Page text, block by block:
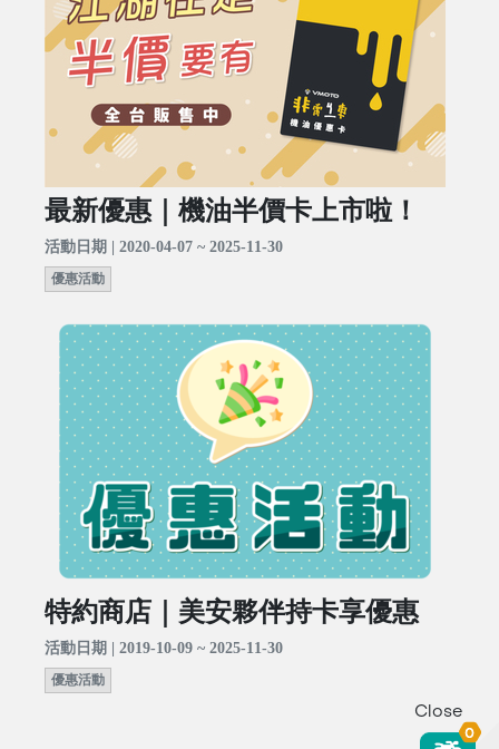
最新優惠｜機油半價卡上市啦！
活動日期 | 2020-04-07 ~ 2025-11-30
優惠活動
特約商店｜美安夥伴持卡享優惠
活動日期 | 2019-10-09 ~ 2025-11-30
優惠活動
Close
0